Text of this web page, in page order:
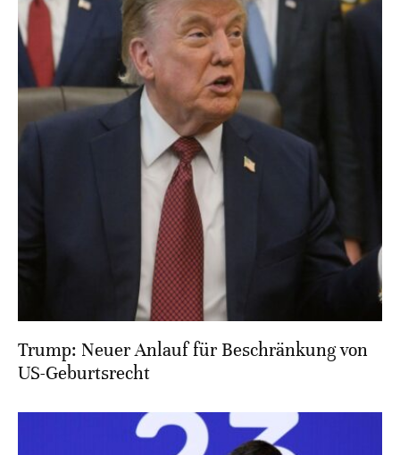
Trump: Neuer Anlauf für Beschränkung von
US-Geburtsrecht